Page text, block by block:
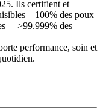
Ils certifient et
– 100% des poux
– >99.999% des
performance, soin et